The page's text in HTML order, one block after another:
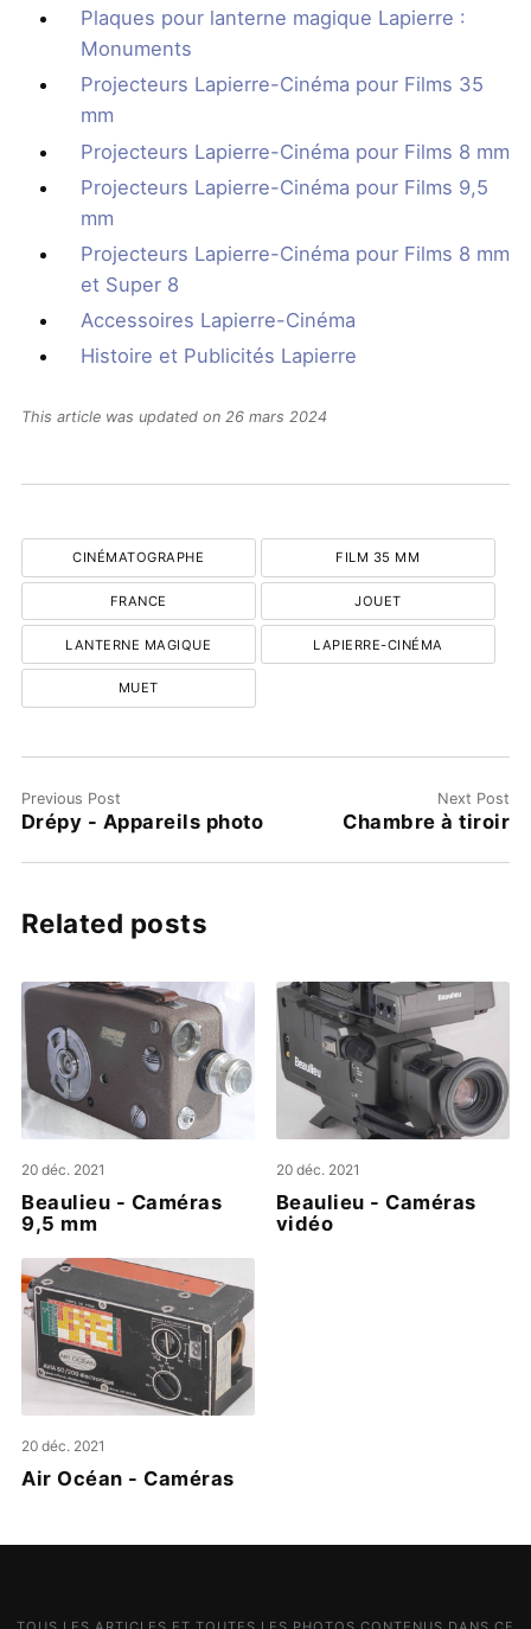
Plaques pour lanterne magique Lapierre :
Monuments
Projecteurs Lapierre-Cinéma pour Films 35
mm
Projecteurs Lapierre-Cinéma pour Films 8 mm
Projecteurs Lapierre-Cinéma pour Films 9,5
mm
Projecteurs Lapierre-Cinéma pour Films 8 mm
et Super 8
Accessoires Lapierre-Cinéma
Histoire et Publicités Lapierre
This article was updated on 26 mars 2024
CINÉMATOGRAPHE FILM 35 MM
FRANCE JOUET
LANTERNE MAGIQUE LAPIERRE-CINÉMA
MUET
Previous Post
Drépy - Appareils photo
Next Post
Chambre à tiroir
Related posts
20 déc. 2021
Beaulieu - Caméras
9,5 mm
20 déc. 2021
Beaulieu - Caméras
vidéo
20 déc. 2021
Air Océan - Caméras